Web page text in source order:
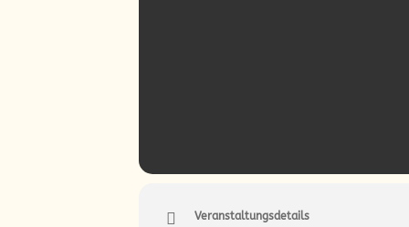
Veranstaltungsdetails